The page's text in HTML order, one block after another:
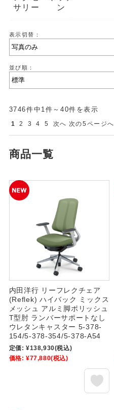
サリー
ン
表示切替：
並び順：
3746件中1件～40件を表示
1 2 3 4 5 次へ 次の5ページへ
商品一覧
内田洋行 リーフレクチェア
(Reflek) ハイバック ミックス
メッシュ アルミ脚ポリッシュ
T型肘 ランバーサポートなし
ウレタンキャスター 5-378-
154/5-378-354/5-378-A54
定価: ¥138,930(税込)
価格: ¥77,880(税込)